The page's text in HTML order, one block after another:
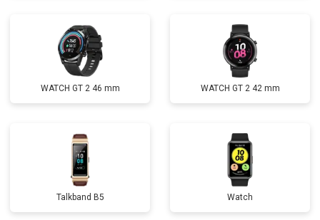
WATCH GT 2 46 mm WATCH GT 2 42 mm
Talkband B5 Watch